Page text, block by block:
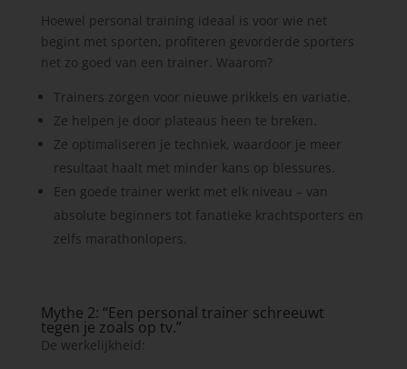
Hoewel personal training ideaal is voor wie net
begint met sporten, profiteren gevorderde sporters
net zo goed van een trainer. Waarom?
Trainers zorgen voor nieuwe prikkels en variatie.
Ze helpen je door plateaus heen te breken.
Ze optimaliseren je techniek, waardoor je meer
resultaat haalt met minder kans op blessures.
Een goede trainer werkt met elk niveau – van
absolute beginners tot fanatieke krachtsporters en
zelfs marathonlopers.
Mythe 2: “Een personal trainer schreeuwt
tegen je zoals op tv.”
De werkelijkheid: